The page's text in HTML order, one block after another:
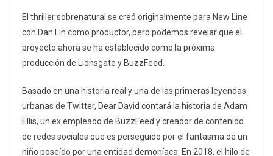
El thriller sobrenatural se creó originalmente para New Line
con Dan Lin como productor, pero podemos revelar que el
proyecto ahora se ha establecido como la próxima
producción de Lionsgate y BuzzFeed.
Basado en una historia real y una de las primeras leyendas
urbanas de Twitter, Dear David contará la historia de Adam
Ellis, un ex empleado de BuzzFeed y creador de contenido
de redes sociales que es perseguido por el fantasma de un
niño poseído por una entidad demoníaca. En 2018, el hilo de